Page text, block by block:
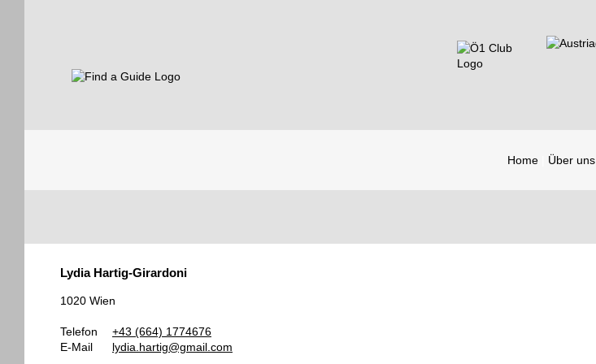
Home Über uns
Guides
Lydia Hartig-Girardoni
1020 Wien
Telefon
+43 (664) 1774676
E-Mail
lydia.hartig@gmail.com